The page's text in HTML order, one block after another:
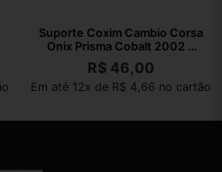
Suporte Coxim Cambio Corsa
Onix Prisma Cobalt 2002 A
2010
R$ 46,00
Em até 12x de R$ 4,66 no cartão